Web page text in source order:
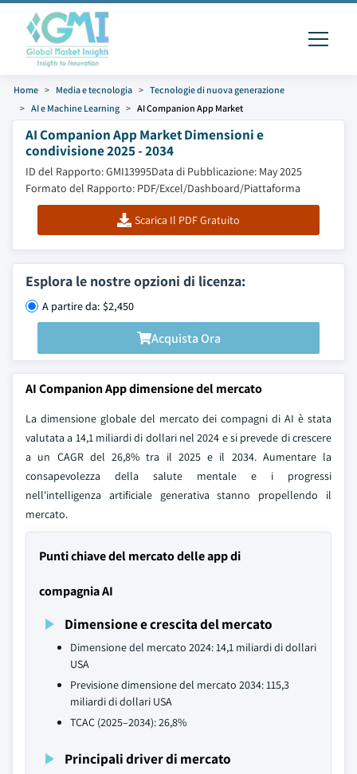
Home Media e tecnologia
Tecnologie di nuova generazione
AI e Machine Learning
AI Companion App Market
AI Companion App Market Dimensioni e
condivisione 2025 - 2034
ID del Rapporto: GMI13995Data di Pubblicazione: May 2025
Formato del Rapporto: PDF/Excel/Dashboard/Piattaforma
Scarica Il PDF Gratuito
Esplora le nostre opzioni di licenza:
A partire da: $2,450
Acquista Ora
AI Companion App dimensione del mercato
La dimensione globale del mercato dei compagni di AI è stata
valutata a 14,1 miliardi di dollari nel 2024 e si prevede di crescere
a un CAGR del 26,8% tra il 2025 e il 2034. Aumentare la
consapevolezza della salute mentale e i progressi
nell'intelligenza artificiale generativa stanno propellendo il
mercato.
Punti chiave del mercato delle app di
compagnia AI
Dimensione e crescita del mercato
Dimensione del mercato 2024: 14,1 miliardi di dollari
USA
Previsione dimensione del mercato 2034: 115,3
miliardi di dollari USA
TCAC (2025–2034): 26,8%
Principali driver di mercato